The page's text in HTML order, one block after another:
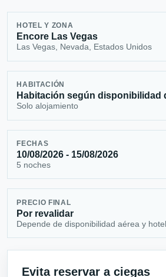
HOTEL Y ZONA
Encore Las Vegas
Las Vegas, Nevada, Estados Unidos
HABITACIÓN
Habitación según disponibilidad
Solo alojamiento
FECHAS
10/08/2026 - 15/08/2026
5 noches
PRECIO FINAL
Por revalidar
Depende de disponibilidad aérea y
Evita reservar a ciegas